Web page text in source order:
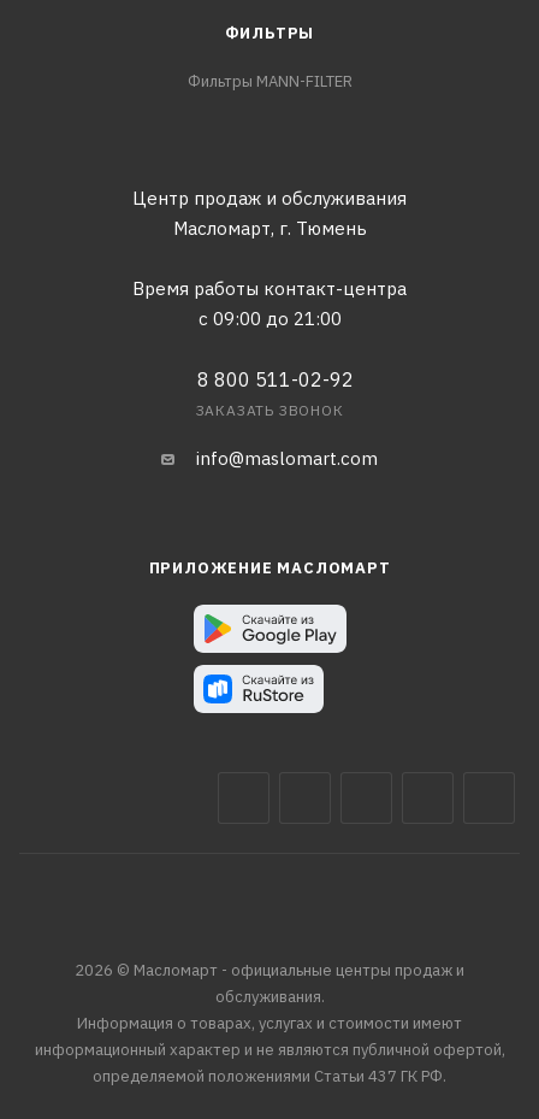
ФИЛЬТРЫ
Фильтры MANN-FILTER
Центр продаж и обслуживания
Масломарт, г. Тюмень
Время работы контакт-центра
с 09:00 до 21:00
8 800 511-02-92
ЗАКАЗАТЬ ЗВОНОК
info@maslomart.com
ПРИЛОЖЕНИЕ МАСЛОМАРТ
2026 © Масломарт - официальные центры продаж и
обслуживания.
Информация о товарах, услугах и стоимости имеют
информационный характер и не являются публичной офертой,
определяемой положениями Статьи 437 ГК РФ.